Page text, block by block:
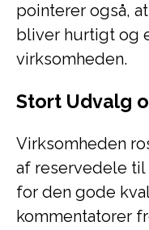
pointerer også,
bliver hurtigt og
virksomheden.
Stort Udvalg
Virksomheden
af reservedele
for den gode
kommentatorer